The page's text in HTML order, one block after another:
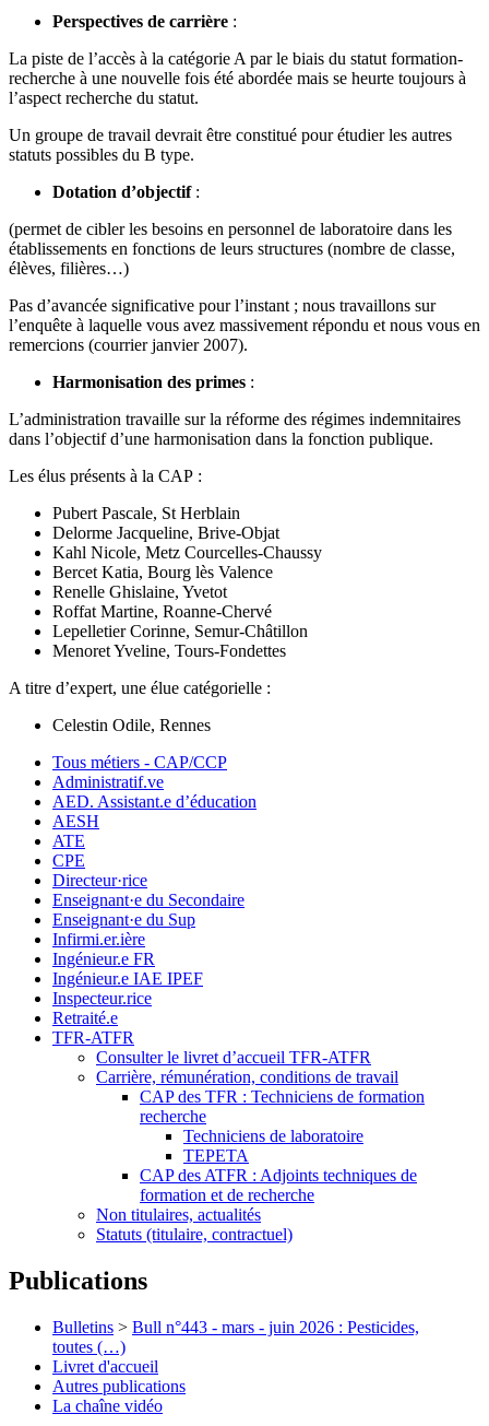
Perspectives de carrière :
La piste de l’accès à la catégorie A par le biais du statut formation-
recherche à une nouvelle fois été abordée mais se heurte toujours à
l’aspect recherche du statut.
Un groupe de travail devrait être constitué pour étudier les autres
statuts possibles du B type.
Dotation d’objectif:
(permet de cibler les besoins en personnel de laboratoire dans les
établissements en fonctions de leurs structures (nombre de classe,
élèves, filières…)
Pas d’avancée significative pour l’instant ; nous travaillons sur
l’enquête à laquelle vous avez massivement répondu et nous vous en
remercions (courrier janvier 2007).
Harmonisation des primes :
L’administration travaille sur la réforme des régimes indemnitaires
dans l’objectif d’une harmonisation dans la fonction publique.
Les élus présents à la CAP :
Pubert Pascale, St Herblain
Delorme Jacqueline, Brive-Objat
Kahl Nicole, Metz Courcelles-Chaussy
Bercet Katia, Bourg lès Valence
Renelle Ghislaine, Yvetot
Roffat Martine, Roanne-Chervé
Lepelletier Corinne, Semur-Châtillon
Menoret Yveline, Tours-Fondettes
A titre d’expert, une élue catégorielle :
Celestin Odile, Rennes
Tous métiers - CAP/CCP
Administratif.ve
AED. Assistant.e d’éducation
AESH
ATE
CPE
Directeur·rice
Enseignant·e du Secondaire
Enseignant·e du Sup
Infirmi.er.ière
Ingénieur.e FR
Ingénieur.e IAE IPEF
Inspecteur.rice
Retraité.e
TFR-ATFR
Consulter le livret d’accueil TFR-ATFR
Carrière, rémunération, conditions de travail
CAP des TFR : Techniciens de formation
recherche
Techniciens de laboratoire
TEPETA
CAP des ATFR : Adjoints techniques de
formation et de recherche
Non titulaires, actualités
Statuts (titulaire, contractuel)
Publications
Bulletins > Bull n°443 - mars - juin 2026 : Pesticides,
toutes (…)
Livret d'accueil
Autres publications
La chaîne vidéo